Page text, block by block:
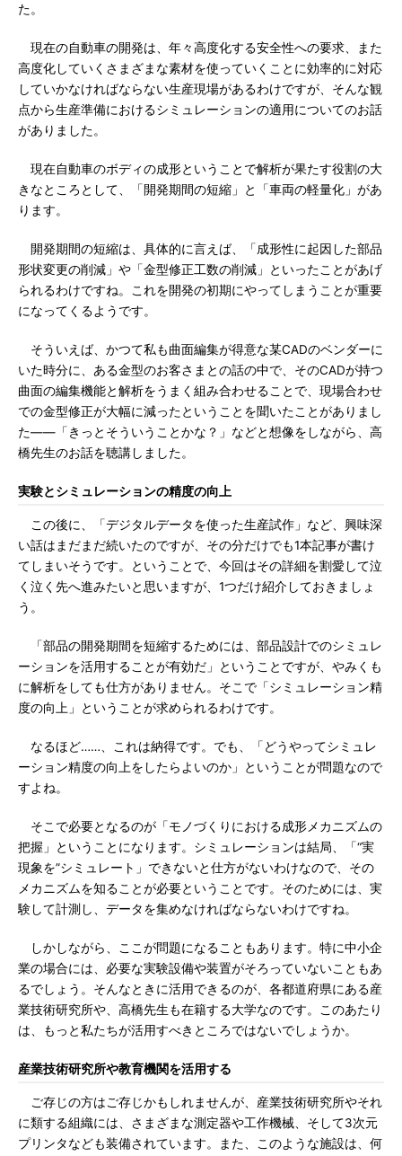
た。
現在の自動車の開発は、年々高度化する安全性への要求、また
高度化していくさまざまな素材を使っていくことに効率的に対応
していかなければならない生産現場があるわけですが、そんな観
点から生産準備におけるシミュレーションの適用についてのお話
がありました。
現在自動車のボディの成形ということで解析が果たす役割の大
きなところとして、「開発期間の短縮」と「車両の軽量化」があ
ります。
開発期間の短縮は、具体的に言えば、「成形性に起因した部品
形状変更の削減」や「金型修正工数の削減」といったことがあげ
られるわけですね。これを開発の初期にやってしまうことが重要
になってくるようです。
そういえば、かつて私も曲面編集が得意な某CADのベンダーに
いた時分に、ある金型のお客さまとの話の中で、そのCADが持つ
曲面の編集機能と解析をうまく組み合わせることで、現場合わせ
での金型修正が大幅に減ったということを聞いたことがありまし
た――「きっとそういうことかな？」などと想像をしながら、高
橋先生のお話を聴講しました。
実験とシミュレーションの精度の向上
この後に、「デジタルデータを使った生産試作」など、興味深
い話はまだまだ続いたのですが、その分だけでも1本記事が書け
てしまいそうです。ということで、今回はその詳細を割愛して泣
く泣く先へ進みたいと思いますが、1つだけ紹介しておきましょ
う。
「部品の開発期間を短縮するためには、部品設計でのシミュレ
ーションを活用することが有効だ」ということですが、やみくも
に解析をしても仕方がありません。そこで「シミュレーション精
度の向上」ということが求められるわけです。
なるほど……、これは納得です。でも、「どうやってシミュレ
ーション精度の向上をしたらよいのか」ということが問題なので
すよね。
そこで必要となるのが「モノづくりにおける成形メカニズムの
把握」ということになります。シミュレーションは結局、「“実
現象を”シミュレート」できないと仕方がないわけなので、その
メカニズムを知ることが必要ということです。そのためには、実
験して計測し、データを集めなければならないわけですね。
しかしながら、ここが問題になることもあります。特に中小企
業の場合には、必要な実験設備や装置がそろっていないこともあ
るでしょう。そんなときに活用できるのが、各都道府県にある産
業技術研究所や、高橋先生も在籍する大学なのです。このあたり
は、もっと私たちが活用すべきところではないでしょうか。
産業技術研究所や教育機関を活用する
ご存じの方はご存じかもしれませんが、産業技術研究所やそれ
に類する組織には、さまざまな測定器や工作機械、そして3次元
プリンタなども装備されています。また、このような施設は、何